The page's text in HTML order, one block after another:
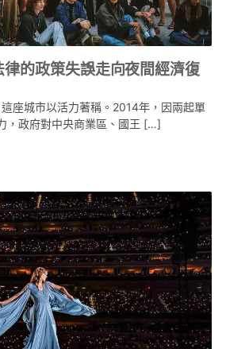
的政策失誤走向夜間經濟復
座城市以活力著稱。2014年，因兩起單
，政府對中央商業區、國王 […]